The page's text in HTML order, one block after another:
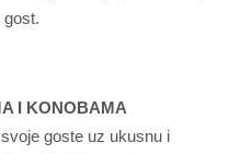
gost.
I KONOBAMA
goste uz ukusnu i